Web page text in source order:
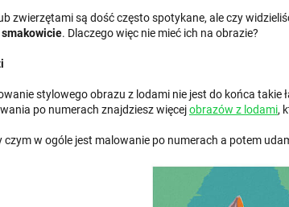
zwierzętami są dość często spotykane, ale czy
. Dlaczego więc nie mieć ich na obrazie?
stylowego obrazu z lodami nie jest do końca
po numerach znajdziesz więcejobrazów z lodami,
czym w ogóle jest malowanie po numerach a potem